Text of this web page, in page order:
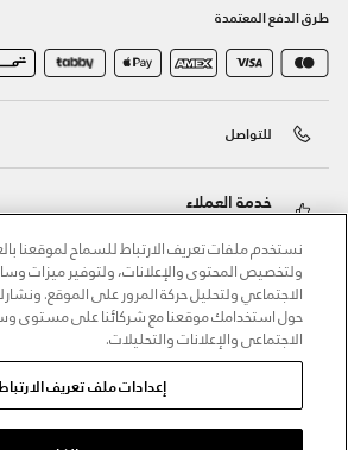
طرق الدفع المعتمدة
للتواصل
خدمة العملاء
حول أندر آرمر
أندر آرمر على الشبكات الاجتماعية
نستخدم ملفات تعريف الارتباط للسماح لموقعنا
ولتخصيص المحتوى والإعلانات، ولتوفير ميزات
الاجتماعي ولتحليل حركة المرور على الموقع.
حول استخدامك موقعنا مع شركائنا على مستوى
الاجتماعي والإعلانات والتحليلات.
إعدادات ملف تعريف الارتباط